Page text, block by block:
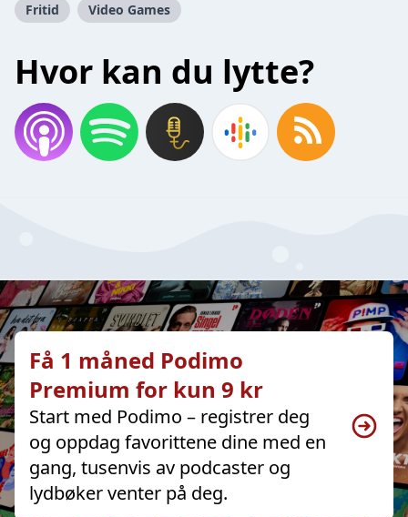
Fritid Video Games
Hvor kan du lytte?
Få 1 måned Podimo
Premium for kun 9 kr
Start med Podimo – registrer deg
og oppdag favorittene dine med en
gang, tusenvis av podcaster og
lydbøker venter på deg.